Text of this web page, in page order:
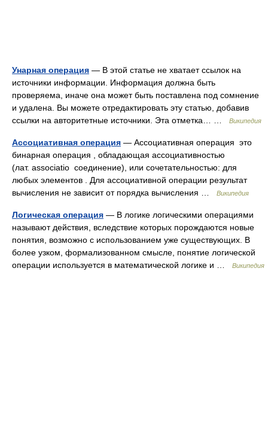
Унарная операция — В этой статье не хватает ссылок на
источники информации. Информация должна быть
проверяема, иначе она может быть поставлена под сомнение
и удалена. Вы можете отредактировать эту статью, добавив
ссылки на авторитетные источники. Эта отметка… …
Википедия
Ассоциативная операция — Ассоциативная операция это
бинарная операция , обладающая ассоциативностью
(лат. associatio соединение), или сочетательностью: для
любых элементов . Для ассоциативной операции результат
вычисления не зависит от порядка вычисления …
Википедия
Логическая операция — В логике логическими операциями
называют действия, вследствие которых порождаются новые
понятия, возможно с использованием уже существующих. В
более узком, формализованном смысле, понятие логической
операции используется в математической логике и …
Википедия